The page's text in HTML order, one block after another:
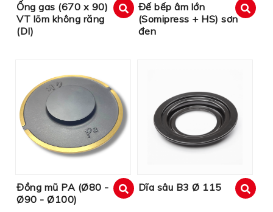
Ống gas (670 x 90)
VT lõm không răng
(DI)
Đế bếp âm lớn
(Somipress + HS) sơn
đen
xem
Đồng mũ PA (Ø80 -
Ø90 - Ø100)
Dĩa sâu B3 Ø 115